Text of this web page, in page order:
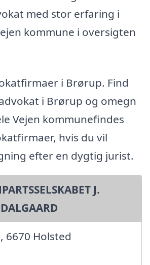
med stor erfaring i
kommune i oversigten
i Brørup. Find
i Brørup og omegn
Vejen kommunefindes
hvis du vil
efter en dygtig jurist.
J.
6670 Holsted